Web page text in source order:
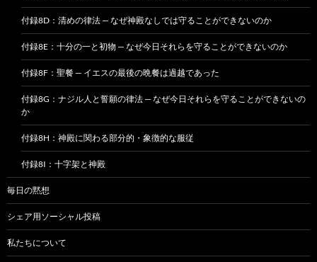
付録8D：清めの律法 — なぜ神殿なしでは守ることができないのか
付録8E：十分の一と初物 — なぜ今日それらを守ることができないのか
付録8F：聖餐 — イエスの最後の晩餐は過越であった
付録8G：ナジル人と誓願の律法 — なぜ今日それらを守ることができないの
か
付録8H：神殿に関わる部分的・象徴的な服従
付録8I：十字架と神殿
毎日の黙想
シェア用ソーシャル投稿
私たちについて